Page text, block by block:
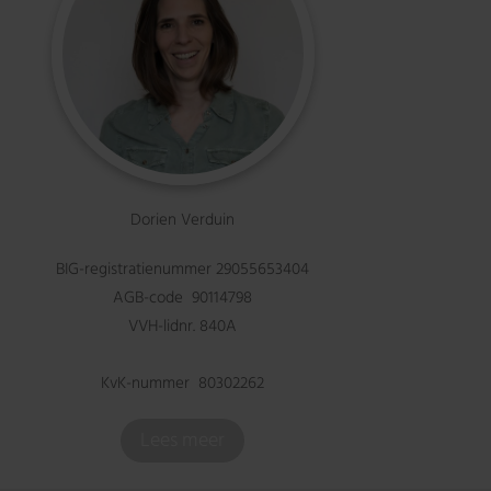
Dorien Verduin
BIG-registratienummer 29055653404
AGB-code 90114798
VVH-lidnr. 840A
KvK-nummer 80302262